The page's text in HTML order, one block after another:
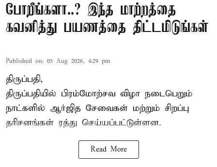
போறீங்களா..? இந்த மாற்றத்தை
கவனித்து பயணத்தை திட்டமிடுங்கள்
Published on: 05 Aug 2026, 4:29 pm
திருப்பதி,
திருப்பதியில் பிரம்மோற்சவ விழா நடைபெறும்
நாட்களில் ஆர்ஜித சேவைகள் மற்றும் சிறப்பு
தரிசனங்கள் ரத்து செய்யப்பட்டுள்ளன.
Read More